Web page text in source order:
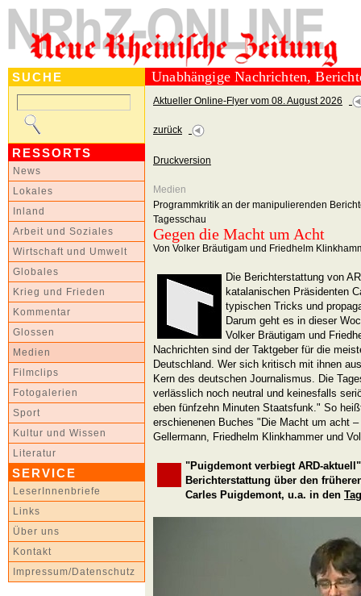
SUCHE
RESSORTS
News
Lokales
Inland
Arbeit und Soziales
Wirtschaft und Umwelt
Globales
Krieg und Frieden
Kommentar
Glossen
Medien
Filmclips
Fotogalerien
Sport
Kultur und Wissen
Literatur
SERVICE
LeserInnenbriefe
Links
Über uns
Kontakt
Impressum/Datenschutz
Unabhängige Nachrichten,
Aktueller Online-Flyer vom 08. August 2026
zurück
Druckversion
Medien
Programmkritik an der manipulierenden
Tagesschau
Gegen die Macht um Acht
Von Volker Bräutigam und Friedhelm
Die Berichterstattung von
katalanischen Präsidenten
typischen Tricks und
Darum geht es in dieser
Volker Bräutigam und
Nachrichten sind der Taktgeber für die
Deutschland. Wer sich kritisch mit ihnen
Kern des deutschen Journalismus. Die
verlässlich noch neutral und keinesfalls
eben fünfzehn Minuten Staatsfunk." So
erschienenen Buches "Die Macht um acht
Gellermann, Friedhelm Klinkhammer und
"Puigdemont verbiegt ARD-
Berichterstattung über den
Carles Puigdemont, u.a. in den